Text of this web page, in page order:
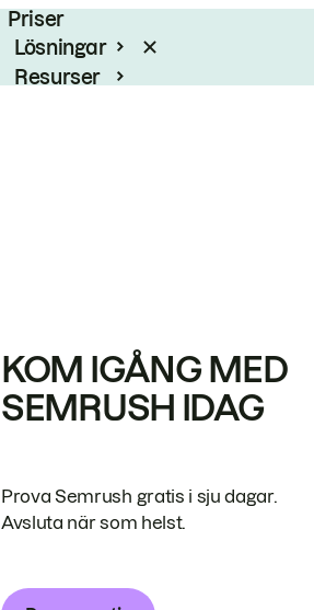
Priser
Lösningar
Resurser
KOM IGÅNG MED
SEMRUSH IDAG
Prova Semrush gratis i sju dagar.
Avsluta när som helst.